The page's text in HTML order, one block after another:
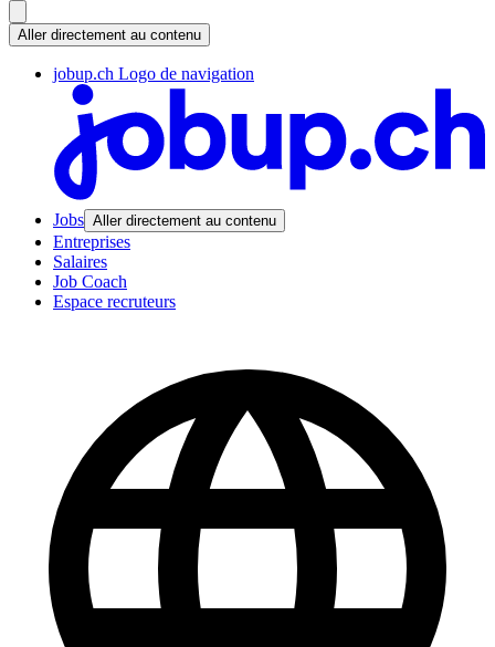
Aller directement au contenu
jobup.ch Logo de navigation
Jobs Aller directement au contenu
Entreprises
Salaires
Job Coach
Espace recruteurs